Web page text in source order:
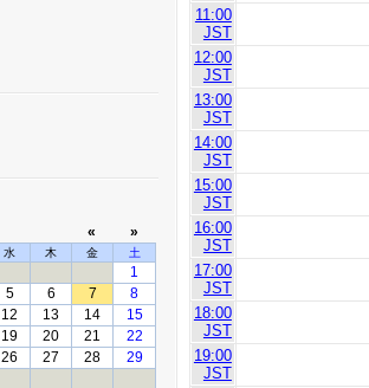
« »
水 木 金 土
1
5 6 7
8
12 13 14
15
19 20 21
22
26 27 28
29
11:00
JST
12:00
JST
13:00
JST
14:00
JST
15:00
JST
16:00
JST
17:00
JST
18:00
JST
19:00
JST